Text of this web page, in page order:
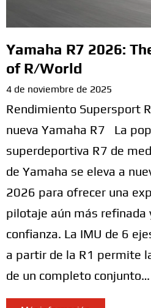
Yamaha R7 2026:
of R/World
4 de noviembre de 2025
Rendimiento Supersport
nueva Yamaha R7 La
superdeportiva R7 de
de Yamaha se eleva a
2026 para ofrecer una
pilotaje aún más refinada
confianza. La IMU de 6
a partir de la R1 permite
de un completo conjunto…